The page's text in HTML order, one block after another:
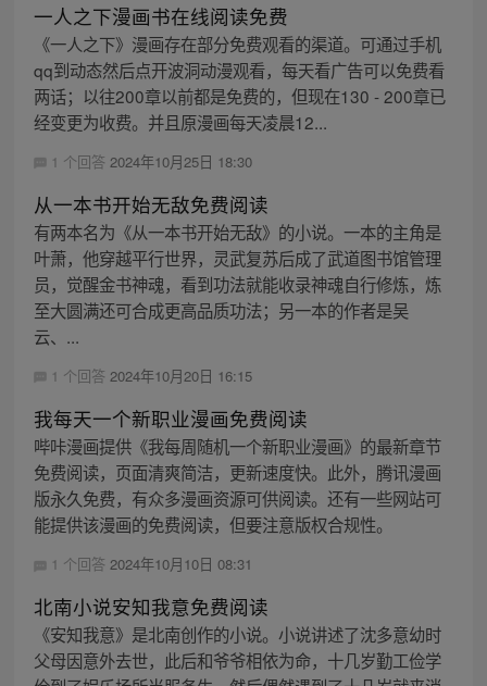
一人之下漫画书在线阅读免费
《一人之下》漫画存在部分免费观看的渠道。可通过手机
qq到动态然后点开波洞动漫观看，每天看广告可以免费看
两话；以往200章以前都是免费的，但现在130 - 200章已
经变更为收费。并且原漫画每天凌晨12...
1 个回答 2024年10月25日 18:30
从一本书开始无敌免费阅读
有两本名为《从一本书开始无敌》的小说。一本的主角是
叶萧，他穿越平行世界，灵武复苏后成了武道图书馆管理
员，觉醒金书神魂，看到功法就能收录神魂自行修炼，炼
至大圆满还可合成更高品质功法；另一本的作者是吴
云、...
1 个回答 2024年10月20日 16:15
我每天一个新职业漫画免费阅读
哔咔漫画提供《我每周随机一个新职业漫画》的最新章节
免费阅读，页面清爽简洁，更新速度快。此外，腾讯漫画
版永久免费，有众多漫画资源可供阅读。还有一些网站可
能提供该漫画的免费阅读，但要注意版权合规性。
1 个回答 2024年10月10日 08:31
北南小说安知我意免费阅读
《安知我意》是北南创作的小说。小说讲述了沈多意幼时
父母因意外去世，此后和爷爷相依为命，十几岁勤工俭学